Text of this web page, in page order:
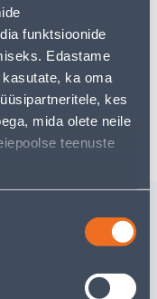
funktsioonide
Edastame
ka oma
kes
mida olete neile
teenuste
40 x 35 cm.
KULP